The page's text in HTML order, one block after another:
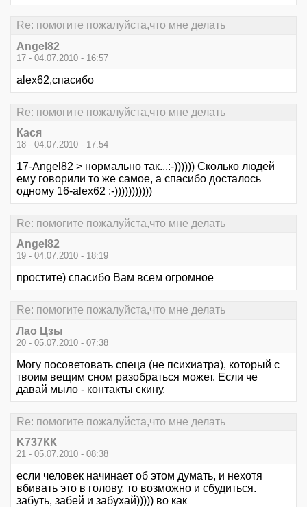
Re: помогите пожалуйста,что мне делать
Angel82
17 - 04.07.2010 - 16:57
alex62,спасибо
Re: помогите пожалуйста,что мне делать
Кася
18 - 04.07.2010 - 17:54
17-Angel82 > нормально так...:-)))))) Сколько людей
ему говорили то же самое, а спасибо досталось
одному 16-alex62 :-)))))))))))
Re: помогите пожалуйста,что мне делать
Angel82
19 - 04.07.2010 - 18:19
простите) спасибо Вам всем огромное
Re: помогите пожалуйста,что мне делать
Лао Цзы
20 - 05.07.2010 - 07:38
Могу посоветовать спеца (не психиатра), который с
твоим вещим сном разобраться может. Если че
давай мыло - контакты скину.
Re: помогите пожалуйста,что мне делать
K737КК
21 - 05.07.2010 - 08:38
если человек начинает об этом думать, и нехотя
вбивать это в голову, то возможно и сбудиться.
забуть, забей и забухай))))) во как